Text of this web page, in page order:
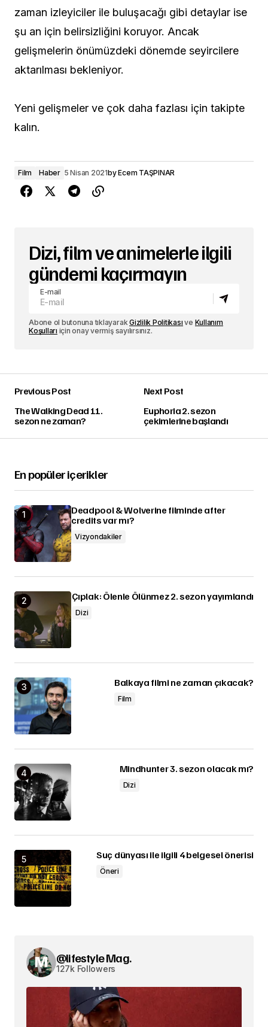
zaman izleyiciler ile buluşacağı gibi detaylar ise
şu an için belirsizliğini koruyor. Ancak
gelişmelerin önümüzdeki dönemde seyircilere
aktarılması bekleniyor.
Yeni gelişmeler ve çok daha fazlası için takipte
kalın.
Film Haber 5 Nisan 2021byEcem TAŞPINAR
Dizi, film ve animelerle ilgili
gündemi kaçırmayın
E-mail
Abone ol butonuna tıklayarakGizlilik Politikası ve Kullanım
Koşulları için onay vermiş sayılırsınız.
Previous Post
The Walking Dead 11.
sezon ne zaman?
Next Post
Euphoria 2. sezon
çekimlerine başlandı
En popüler içerikler
Deadpool & Wolverine filminde after
credits var mı?
Vizyondakiler
Çıplak: Ölenle Ölünmez 2. sezon yayımlandı
Dizi
Balkaya filmi ne zaman çıkacak?
Film
Mindhunter 3. sezon olacak mı?
Dizi
Suç dünyası ile ilgili 4 belgesel önerisi
Öneri
@lifestyle Mag.
127k Followers